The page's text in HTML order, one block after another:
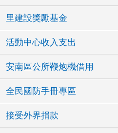
里建設獎勵基金
活動中心收入支出
安南區公所鞭炮機借用
全民國防手冊專區
接受外界捐款